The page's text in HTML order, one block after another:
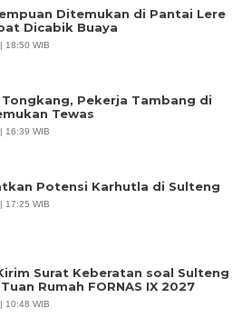
Ditemukan di Pantai Lere
Dicabik Buaya
18:50 WIB
Pekerja Tambang di
Tewas
16:39 WIB
Potensi Karhutla di Sulteng
17:25 WIB
Surat Keberatan soal Sulteng
Rumah FORNAS IX 2027
10:48 WIB